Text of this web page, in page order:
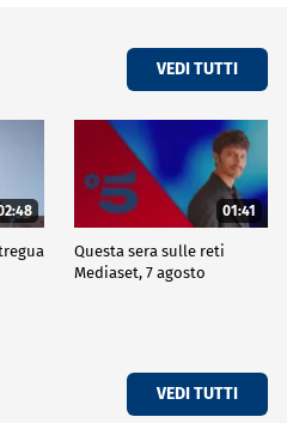
VEDI TUTTI
01:41
Questa sera sulle reti
Mediaset, 7 agosto
VEDI TUTTI